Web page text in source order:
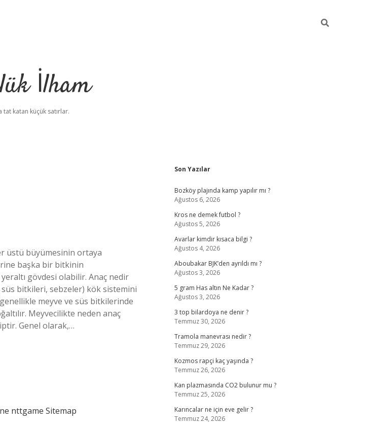
İlham
tat katan küçük satırlar.
üstü büyümesinin ortaya
başka bir bitkinin
gövdesi olabilir. Anaç nedir
süs bitkileri, sebzeler) kök sistemini
meyve ve süs bitkilerinde
Meyvecilikte neden anaç
Genel olarak,…
nttgame Sitemap
Sidebar
Son Yazılar
Bozköy plajında kamp yapılır mı ?
Ağustos 6, 2026
Kros ne demek futbol ?
Ağustos 5, 2026
Avarlar kimdir kısaca bilgi ?
Ağustos 4, 2026
Aboubakar BJK’den ayrıldı mı ?
Ağustos 3, 2026
5 gram Has altın Ne Kadar ?
Ağustos 3, 2026
3 top bilardoya ne denir ?
Temmuz 30, 2026
Tramola manevrası nedir ?
Temmuz 29, 2026
Kozmos rapçi kaç yaşında ?
Temmuz 26, 2026
Kan plazmasında CO2 bulunur mu ?
Temmuz 25, 2026
Karıncalar ne için eve gelir ?
Temmuz 24, 2026